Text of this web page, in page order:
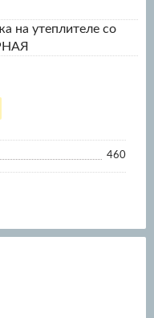
на утеплителе со
460